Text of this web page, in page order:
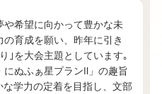
希望に向かって豊かな未
育成を願い、昨年に引き
｣を大会主題としています｡
ぬふぁ星プランⅡ」の趣旨
学力の定着を目指し、文部